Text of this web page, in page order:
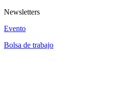
Newsletters
Evento
Bolsa de trabajo